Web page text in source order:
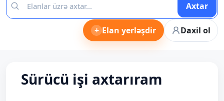
Axtar
+ Elan yerləşdir Daxil ol
Sürücü işi axtarıram